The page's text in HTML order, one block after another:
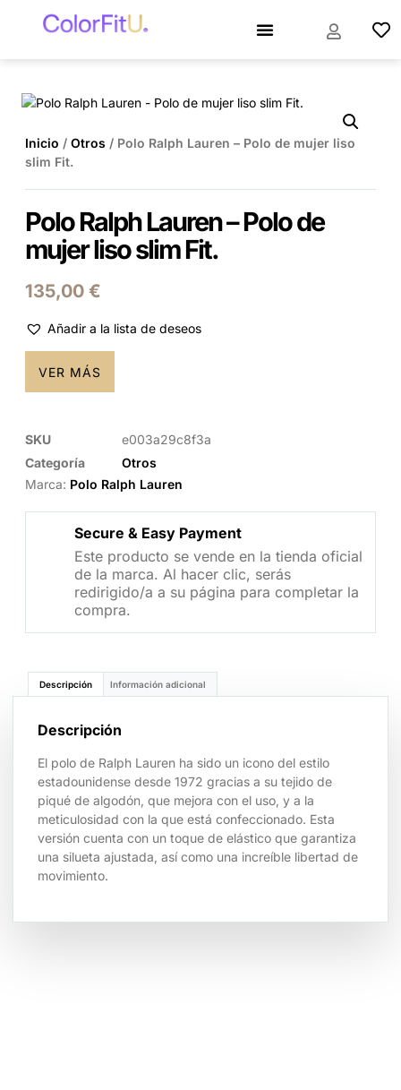
Inicio / Otros / Polo Ralph Lauren – Polo de mujer liso
slim Fit.
Polo Ralph Lauren – Polo de
mujer liso slim Fit.
135,00 €
Añadir a la lista de deseos
VER MÁS
SKU
e003a29c8f3a
Categoría
Otros
Marca: Polo Ralph Lauren
Secure & Easy Payment
Este producto se vende en la tienda oficial
de la marca. Al hacer clic, serás
redirigido/a a su página para completar la
compra.
Descripción Información adicional
Descripción
El polo de Ralph Lauren ha sido un icono del estilo
estadounidense desde 1972 gracias a su tejido de
piqué de algodón, que mejora con el uso, y a la
meticulosidad con la que está confeccionado. Esta
versión cuenta con un toque de elástico que garantiza
una silueta ajustada, así como una increíble libertad de
movimiento.